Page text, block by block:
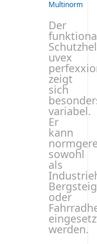
Multinorm
Der
uvex
zeigt
sich
variabel.
Er
kann
sowohl
als
oder
werden.